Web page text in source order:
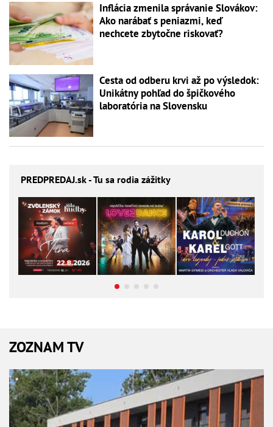
Inflácia zmenila správanie Slovákov:
Ako narábať s peniazmi, keď
nechcete zbytočne riskovať?
Cesta od odberu krvi až po výsledok:
Unikátny pohľad do špičkového
laboratória na Slovensku
PREDPREDAJ.sk - Tu sa rodia zážitky
ZOZNAM TV